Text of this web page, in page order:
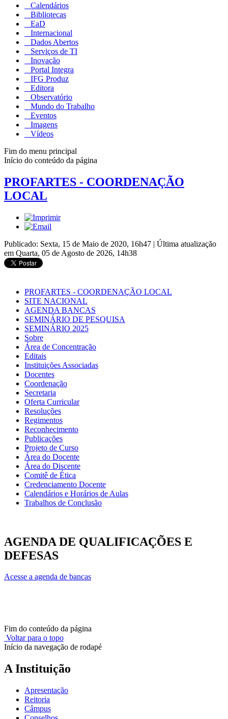
Calendários
Bibliotecas
EaD
Internacional
Dados Abertos
Serviços de TI
Inovação
Portal Integra
IFG Produz
Editora
Observatório
Mundo do Trabalho
Eventos
Imagens
Vídeos
Fim do menu principal
Início do conteúdo da página
PROFARTES - COORDENAÇÃO
LOCAL
Publicado: Sexta, 15 de Maio de 2020, 16h47 | Última atualização
em Quarta, 05 de Agosto de 2026, 14h38
PROFARTES - COORDENAÇÃO LOCAL
SITE NACIONAL
AGENDA BANCAS
SEMINÁRIO DE PESQUISA
SEMINÁRIO 2025
Sobre
Área de Concentração
Editais
Instituições Associadas
Docentes
Coordenação
Secretaria
Oferta Curricular
Resoluções
Regimentos
Reconhecimento
Publicações
Projeto de Curso
Área do Docente
Área do Discente
Comitê de Ética
Credenciamento Docente
Calendários e Horários de Aulas
Trabalhos de Conclusão
AGENDA DE QUALIFICAÇÕES E
DEFESAS
Acesse a agenda de bancas
Fim do conteúdo da página
Voltar para o topo
Início da navegação de rodapé
A Instituição
Apresentação
Reitoria
Câmpus